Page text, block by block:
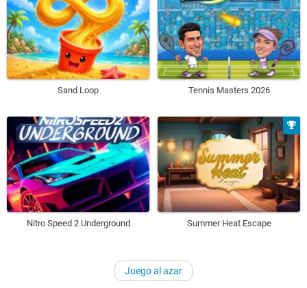
Sand Loop Tennis Masters 2026
Nitro Speed 2 Underground Summer Heat Escape
Juego al azar